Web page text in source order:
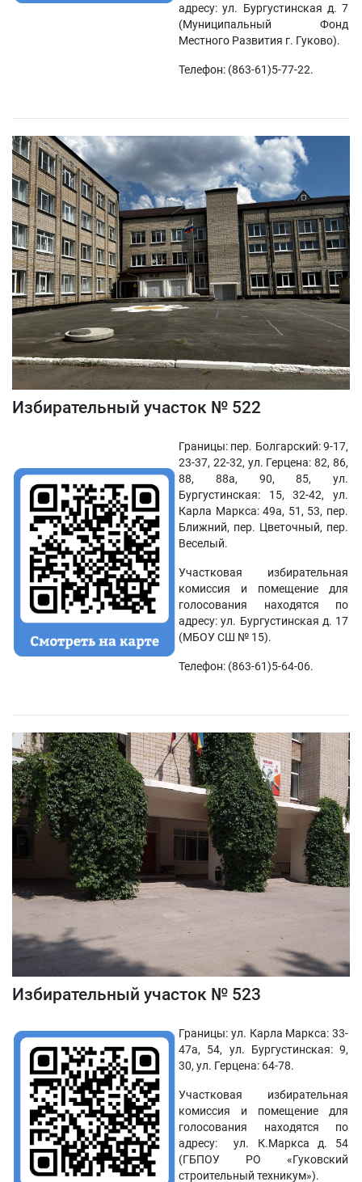
адресу: ул. Бургустинская д. 7
(Муниципальный Фонд
Местного Развития г. Гуково).
Телефон: (863-61)5-77-22.
Избирательный участок № 522
Границы: пер. Болгарский: 9-17,
23-37, 22-32, ул. Герцена: 82, 86,
88, 88а, 90, 85, ул.
Бургустинская: 15, 32-42, ул.
Карла Маркса: 49а, 51, 53, пер.
Ближний, пер. Цветочный, пер.
Веселый.
Участковая избирательная
комиссия и помещение для
голосования находятся по
адресу: ул. Бургустинская д. 17
(МБОУ СШ № 15).
Телефон: (863-61)5-64-06.
Избирательный участок № 523
Границы: ул. Карла Маркса: 33-
47а, 54, ул. Бургустинская: 9,
30, ул. Герцена: 64-78.
Участковая избирательная
комиссия и помещение для
голосования находятся по
адресу: ул. К.Маркса д. 54
(ГБПОУ РО «Гуковский
строительный техникум»).